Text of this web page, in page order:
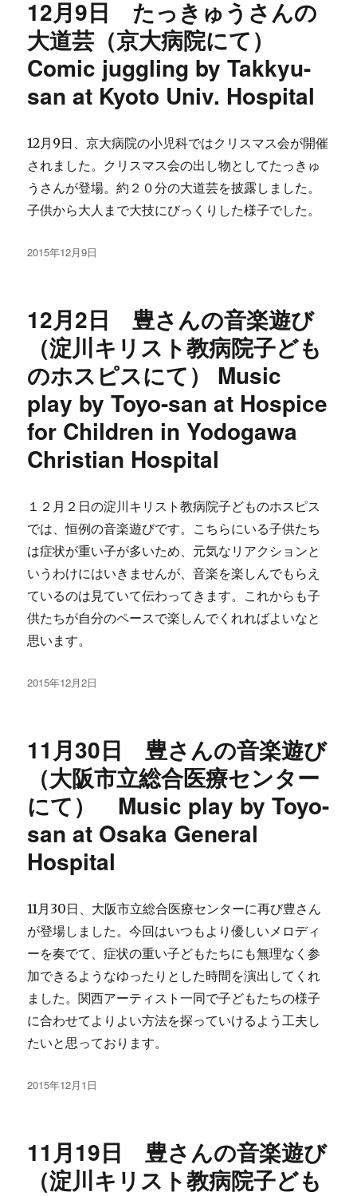
12月9日 たっきゅうさんの
大道芸（京大病院にて）
Comic juggling by Takkyu-
san at Kyoto Univ. Hospital
12月9日、京大病院の小児科ではクリスマス会が開催
されました。クリスマス会の出し物としてたっきゅ
うさんが登場。約２０分の大道芸を披露しました。
子供から大人まで大技にびっくりした様子でした。
投
2015年12月9日
12月2日 豊さんの音楽遊び
（淀川キリスト教病院子ども
のホスピスにて） Music
play by Toyo-san at Hospice
for Children in Yodogawa
Christian Hospital
１２月２日の淀川キリスト教病院子どものホスピス
では、恒例の音楽遊びです。こちらにいる子供たち
は症状が重い子が多いため、元気なリアクションと
いうわけにはいきませんが、音楽を楽しんでもらえ
ているのは見ていて伝わってきます。これからも子
供たちが自分のペースで楽しんでくれればよいなと
思います。
投
2015年12月2日
11月30日 豊さんの音楽遊び
（大阪市立総合医療センター
にて） Music play by Toyo-
san at Osaka General
Hospital
11月30日、大阪市立総合医療センターに再び豊さん
が登場しました。今回はいつもより優しいメロディ
ーを奏でて、症状の重い子どもたちにも無理なく参
加できるようなゆったりとした時間を演出してくれ
ました。関西アーティスト一同で子どもたちの様子
に合わせてよりよい方法を探っていけるよう工夫し
たいと思っております。
投
2015年12月1日
11月19日 豊さんの音楽遊び
（淀川キリスト教病院子ども